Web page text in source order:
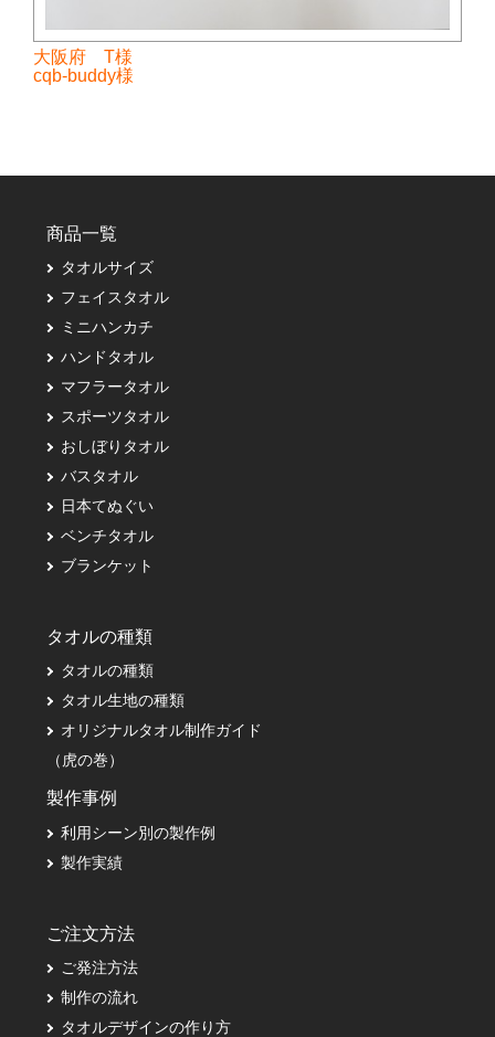
大阪府 T様
cqb-buddy様
商品一覧
タオルサイズ
フェイスタオル
ミニハンカチ
ハンドタオル
マフラータオル
スポーツタオル
おしぼりタオル
バスタオル
日本てぬぐい
ベンチタオル
ブランケット
タオルの種類
タオルの種類
タオル生地の種類
オリジナルタオル制作ガイド
（虎の巻）
製作事例
利用シーン別の製作例
製作実績
ご注文方法
ご発注方法
制作の流れ
タオルデザインの作り方